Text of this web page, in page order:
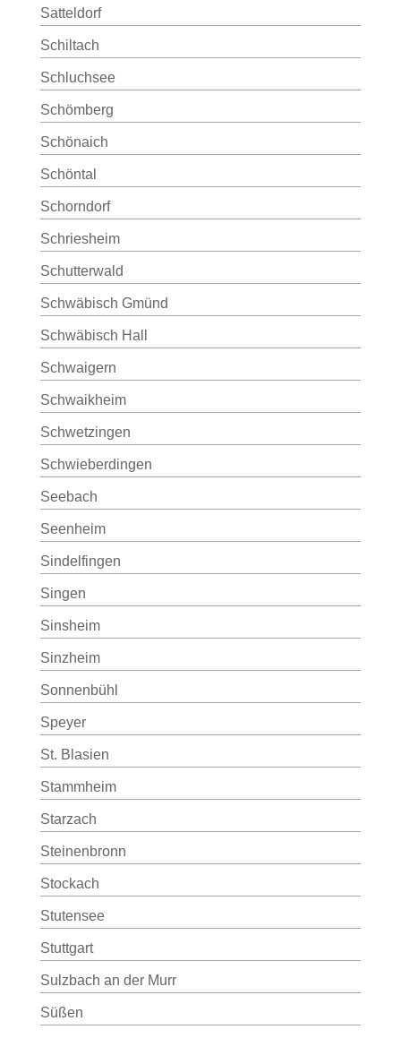
Satteldorf
Schiltach
Schluchsee
Schömberg
Schönaich
Schöntal
Schorndorf
Schriesheim
Schutterwald
Schwäbisch Gmünd
Schwäbisch Hall
Schwaigern
Schwaikheim
Schwetzingen
Schwieberdingen
Seebach
Seenheim
Sindelfingen
Singen
Sinsheim
Sinzheim
Sonnenbühl
Speyer
St. Blasien
Stammheim
Starzach
Steinenbronn
Stockach
Stutensee
Stuttgart
Sulzbach an der Murr
Süßen